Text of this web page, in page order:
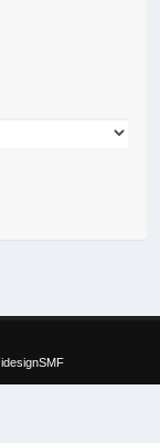
idesignSMF